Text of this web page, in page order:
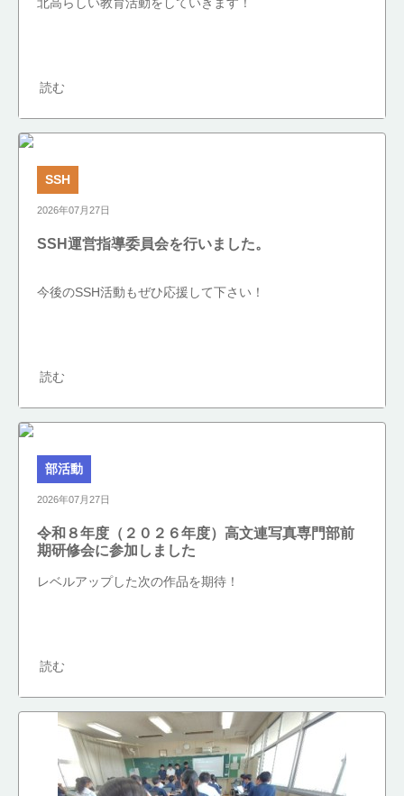
北高らしい教育活動をしていきます！
読む
SSH
2026年07月27日
SSH運営指導委員会を行いました。
今後のSSH活動もぜひ応援して下さい！
読む
部活動
2026年07月27日
令和８年度（２０２６年度）高文連写真専門部前
期研修会に参加しました
レベルアップした次の作品を期待！
読む